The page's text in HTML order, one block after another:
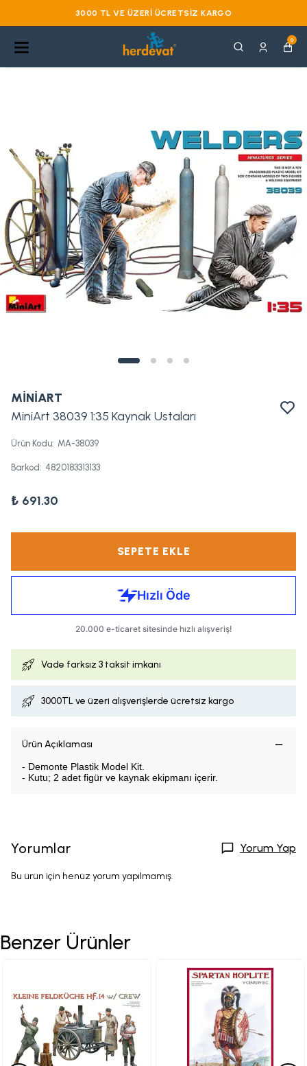
3000 TL VE ÜZERI ÜCRETSIZ KARGO
0
MİNİART
MiniArt 38039 1:35 Kaynak Ustaları
Ürün Kodu: MA-38039
Barkod: 4820183313133
₺ 691.30
SEPETE EKLE
Vade farksız 3 taksit imkanı
3000TL ve üzeri alışverişlerde ücretsiz kargo
Ürün Açıklaması
- Demonte Plastik Model Kit.
- Kutu; 2 adet figür ve kaynak ekipmanı içerir.
Yorumlar Yorum Yap
Bu ürün için henüz yorum yapılmamış.
Benzer Ürünler